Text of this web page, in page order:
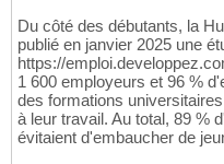
Du côté des débutants, la
publié en janvier 2025 une
https://
1 600 employeurs et 96 %
des formations
à leur travail. Au total, 89 %
évitaient d'embaucher de